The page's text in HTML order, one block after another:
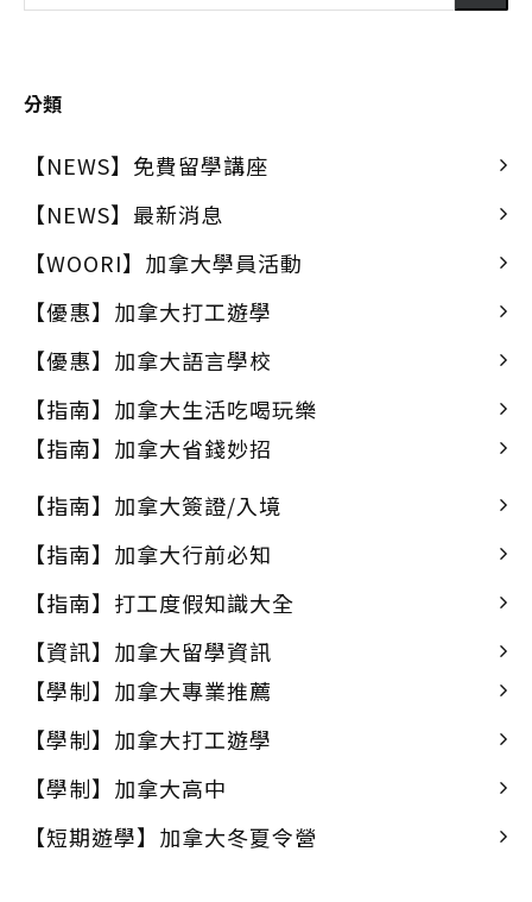
分類
【NEWS】免費留學講座
【NEWS】最新消息
【WOORI】加拿大學員活動
【優惠】加拿大打工遊學
【優惠】加拿大語言學校
【指南】加拿大生活吃喝玩樂
【指南】加拿大省錢妙招
【指南】加拿大簽證/入境
【指南】加拿大行前必知
【指南】打工度假知識大全
【資訊】加拿大留學資訊
【學制】加拿大專業推薦
【學制】加拿大打工遊學
【學制】加拿大高中
【短期遊學】加拿大冬夏令營